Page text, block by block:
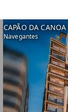
CAPÃO DA CANOA
Navegantes